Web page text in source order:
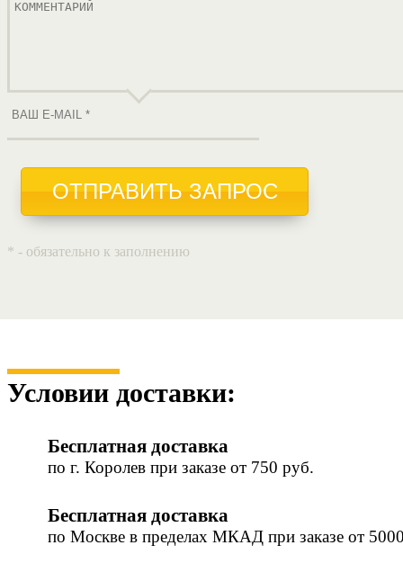
ОТПРАВИТЬ ЗАПРОС
* - обязательно к заполнению
Условии доставки:
Бесплатная доставка
по г. Королев при заказе от 750 руб.
Бесплатная доставка
по Москве в пределах МКАД при заказе от